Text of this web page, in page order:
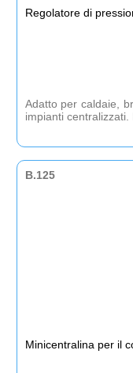
Regolatore di
Adatto per caldaie,
impianti
B.125
Minicentralina per il